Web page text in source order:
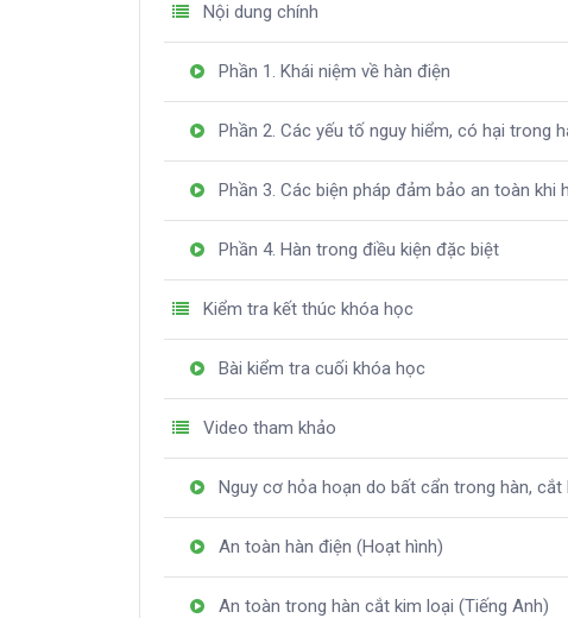
Nội dung chính
Phần 1. Khái niệm về hàn điện
Phần 2. Các yếu tố nguy hiểm, có hại trong
Phần 3. Các biện pháp đảm bảo an toàn khi
Phần 4. Hàn trong điều kiện đặc biệt
Kiểm tra kết thúc khóa học
Bài kiểm tra cuối khóa học
Video tham khảo
Nguy cơ hỏa hoạn do bất cẩn trong hàn, cắt
An toàn hàn điện (Hoạt hình)
An toàn trong hàn cắt kim loại (Tiếng Anh)